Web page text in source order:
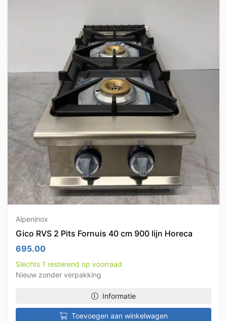
Alpeninox
Gico RVS 2 Pits Fornuis 40 cm 900 lijn Horeca
695.00
Slechts 1 resterend op voorraad
Nieuw zonder verpakking
Informatie
Toevoegen aan winkelwagen